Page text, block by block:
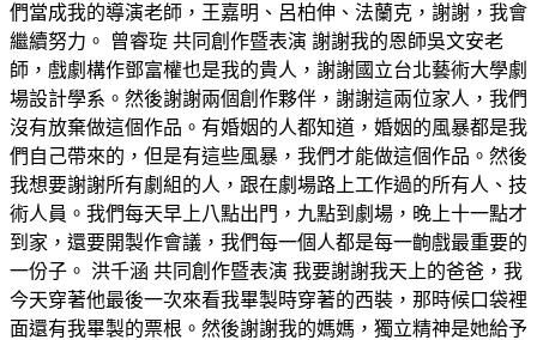
們當成我的導演老師，王嘉明、呂柏伸、法蘭克，謝謝，我會
繼續努力。 曾睿琁 共同創作暨表演 謝謝我的恩師吳文安老
師，戲劇構作鄧富權也是我的貴人，謝謝國立台北藝術大學劇
場設計學系。然後謝謝兩個創作夥伴，謝謝這兩位家人，我們
沒有放棄做這個作品。有婚姻的人都知道，婚姻的風暴都是我
們自己帶來的，但是有這些風暴，我們才能做這個作品。然後
我想要謝謝所有劇組的人，跟在劇場路上工作過的所有人、技
術人員。我們每天早上八點出門，九點到劇場，晚上十一點才
到家，還要開製作會議，我們每一個人都是每一齣戲最重要的
一份子。 洪千涵 共同創作暨表演 我要謝謝我天上的爸爸，我
今天穿著他最後一次來看我畢製時穿著的西裝，那時候口袋裡
面還有我畢製的票根。然後謝謝我的媽媽，獨立精神是她給予